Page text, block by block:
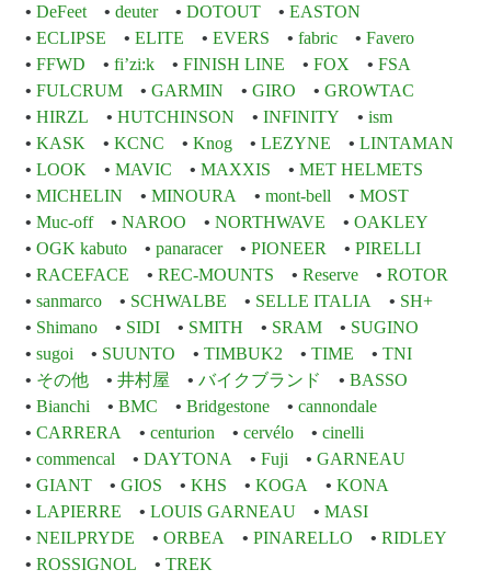
DeFeet
deuter DOTOUT
EASTON
ECLIPSE
ELITE EVERS fabric
Favero
FFWD
fi’zi:k FINISH LINE FOX
FSA
FULCRUM
GARMIN GIRO
GROWTAC
HIRZL
HUTCHINSON INFINITY
ism
KASK
KCNC Knog LEZYNE
LINTAMAN
LOOK
MAVIC MAXXIS
MET HELMETS
MICHELIN
MINOURA mont-bell
MOST
Muc-off
NAROO NORTHWAVE
OAKLEY
OGK kabuto
panaracer PIONEER
PIRELLI
RACEFACE
REC-MOUNTS Reserve
ROTOR
sanmarco
SCHWALBE SELLE ITALIA
SH+
Shimano
SIDI SMITH SRAM
SUGINO
sugoi
SUUNTO TIMBUK2 TIME
TNI
その他
井村屋 バイクブランド
BASSO
Bianchi
BMC Bridgestone
cannondale
CARRERA
centurion cervélo
cinelli
commencal
DAYTONA Fuji
GARNEAU
GIANT
GIOS KHS KOGA
KONA
LAPIERRE
LOUIS GARNEAU
MASI
NEILPRYDE
ORBEA PINARELLO
RIDLEY
ROSSIGNOL
TREK